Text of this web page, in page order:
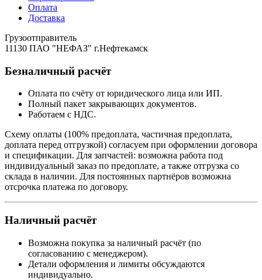
Оплата
Доставка
Грузоотправитель
11130 ПАО "НЕФАЗ" г.Нефтекамск
Безналичный расчёт
Оплата по счёту от юридического лица или ИП.
Полный пакет закрывающих документов.
Работаем с НДС.
Схему оплаты (100% предоплата, частичная предоплата,
доплата перед отгрузкой) согласуем при оформлении договора
и спецификации. Для запчастей: возможна работа под
индивидуальный заказ по предоплате, а также отгрузка со
склада в наличии. Для постоянных партнёров возможна
отсрочка платежа по договору.
Наличный расчёт
Возможна покупка за наличный расчёт (по
согласованию с менеджером).
Детали оформления и лимиты обсуждаются
индивидуально.